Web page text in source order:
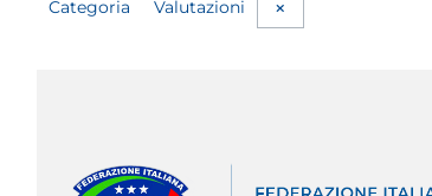
Categoria Valutazioni